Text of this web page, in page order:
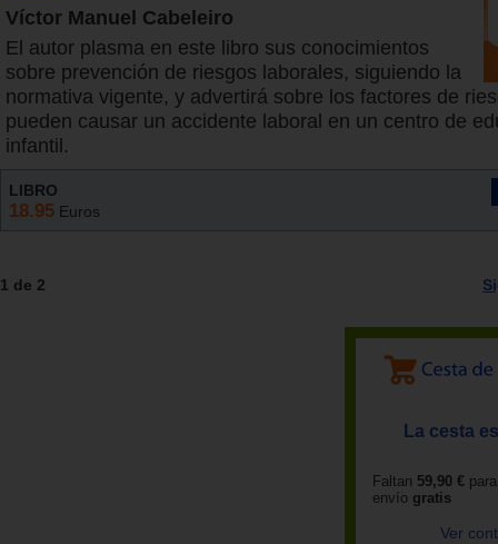
Víctor Manuel Cabeleiro
El autor plasma en este libro sus conocimientos
sobre prevención de riesgos laborales, siguiendo la
normativa vigente, y advertirá sobre los factores de
pueden causar un accidente laboral en un centro de
infantil.
LIBRO
18.95 Euros
1 de 2
La cesta
Faltan 59,90 €
envío gratis
Ver